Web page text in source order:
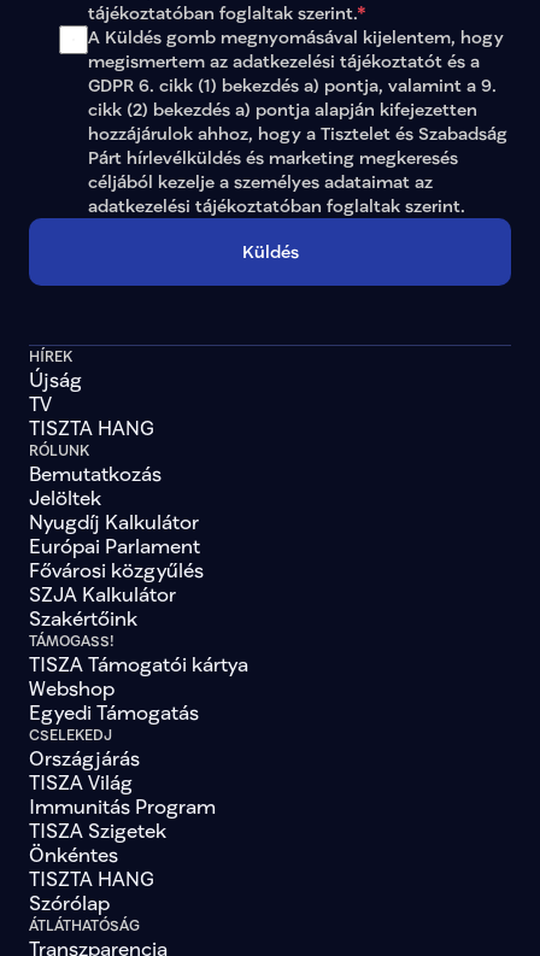
tájékoztatóban foglaltak szerint.*
A Küldés gomb megnyomásával kijelentem, hogy
megismertem az adatkezelési tájékoztatót és a
GDPR 6. cikk (1) bekezdés a) pontja, valamint a 9.
cikk (2) bekezdés a) pontja alapján kifejezetten
hozzájárulok ahhoz, hogy a Tisztelet és Szabadság
Párt hírlevélküldés és marketing megkeresés
adatkezelési tájékoztatóban foglaltak szerint.
Küldés
HÍREK
Újság
TV
TISZTA HANG
RÓLUNK
Bemutatkozás
Jelöltek
Nyugdíj Kalkulátor
Európai Parlament
Fővárosi közgyűlés
SZJA Kalkulátor
Szakértőink
TÁMOGASS!
TISZA Támogatói kártya
Webshop
Egyedi Támogatás
CSELEKEDJ
Országjárás
TISZA Világ
Immunitás Program
TISZA Szigetek
Önkéntes
TISZTA HANG
Szórólap
ÁTLÁTHATÓSÁG
Transzparencia